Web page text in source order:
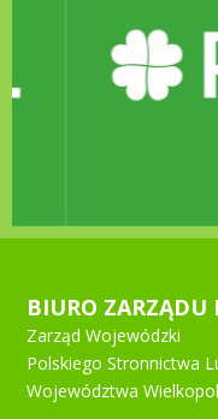
BIURO ZARZĄDU
Zarząd Wojewódzki
Polskiego Stronnictwa
Województwa